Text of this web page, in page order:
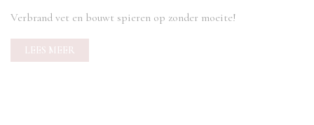
Verbrand vet en bouwt spieren op zonder moeite!
LEES MEER